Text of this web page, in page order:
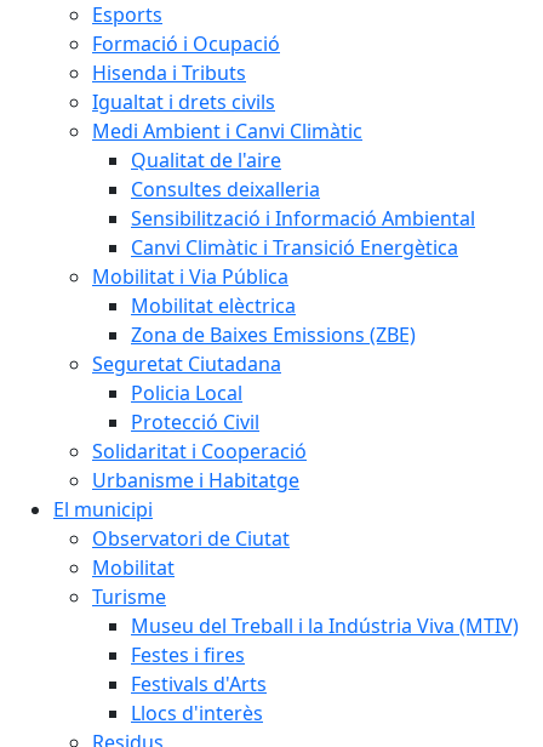
Esports
Formació i Ocupació
Hisenda i Tributs
Igualtat i drets civils
Medi Ambient i Canvi Climàtic
Qualitat de l'aire
Consultes deixalleria
Sensibilització i Informació Ambiental
Canvi Climàtic i Transició Energètica
Mobilitat i Via Pública
Mobilitat elèctrica
Zona de Baixes Emissions (ZBE)
Seguretat Ciutadana
Policia Local
Protecció Civil
Solidaritat i Cooperació
Urbanisme i Habitatge
El municipi
Observatori de Ciutat
Mobilitat
Turisme
Museu del Treball i la Indústria Viva (MTIV)
Festes i fires
Festivals d'Arts
Llocs d'interès